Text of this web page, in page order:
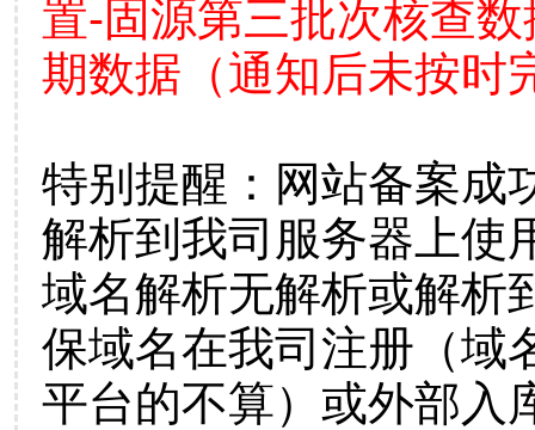
置-固源第三批次核查
期数据（通知后未按时
特别提醒：网站备案成
解析到我司服务器上使
域名解析无解析或解析
保域名在我司注册（域
平台的不算）或外部入